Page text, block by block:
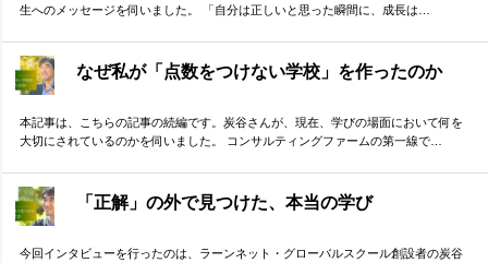
生へのメッセージを伺いました。 「自分は正しいと思った瞬間に、成長は…
なぜ私が「点数をつけない学校」を作ったのか
本記事は、こちらの記事の続編です。炭谷さんが、現在、学びの場面において何を
大切にされているのかを伺いました。 コンサルティングファームの第一線で…
「正解」の外で見つけた、本当の学び
今回インタビューを行ったのは、ラーンネット・グローバルスクール創設者の炭谷